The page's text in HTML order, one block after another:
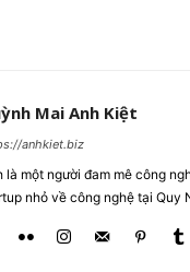
Mai Anh Kiệt
anhkiet.biz
là một người đam mê công
nhỏ về công nghệ tại Quy